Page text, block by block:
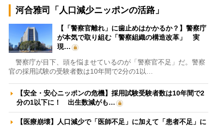
河合雅司「人口減少ニッポンの活路」
【「警察官離れ」に歯止めはかかるか？】警察庁
が本気で取り組む「警察組織の構造改革」 実
現…
警察庁が目下、頭を悩ませているのが「警察官不足」だ。警察
官の採用試験の受験者数は10年間で2分の1以…
【安全・安心ニッポンの危機】採用試験受験者数は10年間で2
分の1以下に！ 出生数減がも…
【医療崩壊】人口減少で「医師不足」に加えて「患者不足」に